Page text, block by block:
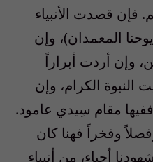
قصدت الأنبياء
المعمدان)، وإن
وإن أردت أبراراً
الكرام، وإن
مقام سِيدي عامود.
وفخراً فهنا كان
أحياء، من أنبياء